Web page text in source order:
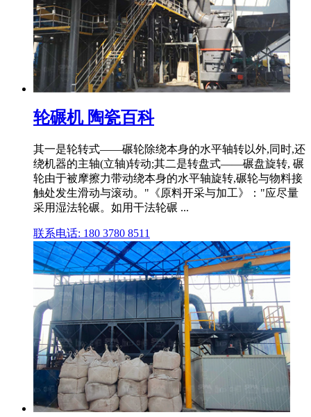
轮碾机 陶瓷百科
其一是轮转式——碾轮除绕本身的水平轴转以外,同时,还
绕机器的主轴(立轴)转动;其二是转盘式——碾盘旋转, 碾
轮由于被摩擦力带动绕本身的水平轴旋转,碾轮与物料接
触处发生滑动与滚动。"《原料开采与加工》："应尽量
采用湿法轮碾。如用干法轮碾 ...
联系电话: 180 3780 8511